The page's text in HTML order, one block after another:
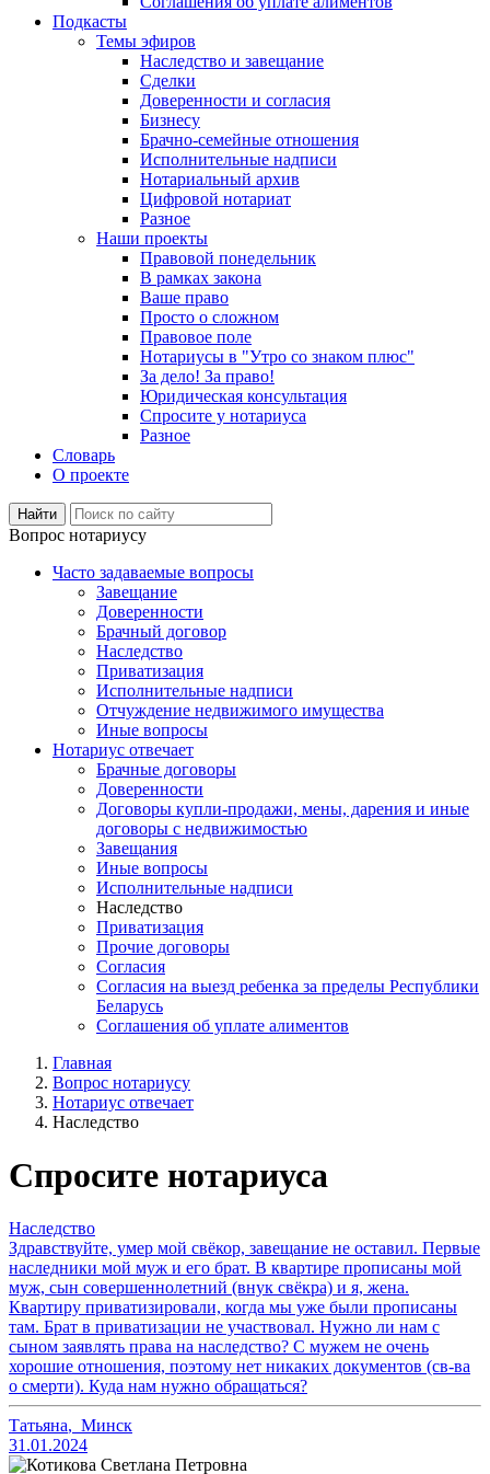
Подкасты
Темы эфиров
Наследство и завещание
Сделки
Доверенности и согласия
Бизнесу
Брачно-семейные отношения
Исполнительные надписи
Нотариальный архив
Цифровой нотариат
Разное
Наши проекты
Правовой понедельник
В рамках закона
Ваше право
Просто о сложном
Правовое поле
Нотариусы в "Утро со знаком плюс"
За дело! За право!
Юридическая консультация
Спросите у нотариуса
Разное
Словарь
О проекте
Вопрос нотариусу
Часто задаваемые вопросы
Завещание
Доверенности
Брачный договор
Наследство
Приватизация
Исполнительные надписи
Отчуждение недвижимого имущества
Иные вопросы
Нотариус отвечает
Брачные договоры
Доверенности
Договоры купли-продажи, мены, дарения и иные
договоры с недвижимостью
Завещания
Иные вопросы
Исполнительные надписи
Наследство
Приватизация
Прочие договоры
Согласия
Согласия на выезд ребенка за пределы Республики
Беларусь
Соглашения об уплате алиментов
Главная
Вопрос нотариусу
Нотариус отвечает
Наследство
Спросите нотариуса
Наследство
Здравствуйте, умер мой свёкор, завещание не оставил. Первые
наследники мой муж и его брат. В квартире прописаны мой
муж, сын совершеннолетний (внук свёкра) и я, жена.
Квартиру приватизировали, когда мы уже были прописаны
там. Брат в приватизации не участвовал. Нужно ли нам с
сыном заявлять права на наследство? С мужем не очень
хорошие отношения, поэтому нет никаких документов (св-ва
о смерти). Куда нам нужно обращаться?
Татьяна, Минск
31.01.2024